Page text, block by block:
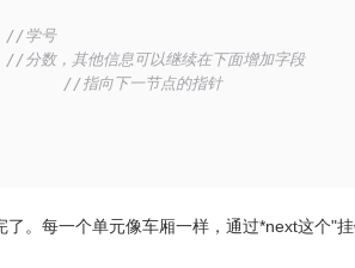
//学号
//分数，其他信息可以继续在下面增加字段
//指向下一节点的指针
。每一个单元像车厢一样，通过*next这个"挂